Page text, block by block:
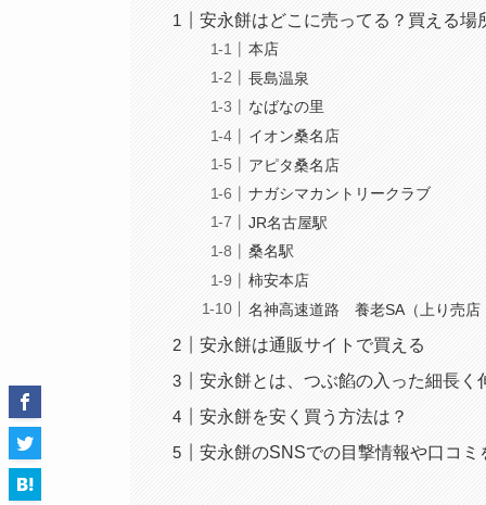
安永餅はどこに売ってる？買える場
本店
長島温泉
なばなの里
イオン桑名店
アピタ桑名店
ナガシマカントリークラブ
JR名古屋駅
桑名駅
柿安本店
名神高速道路 養老SA（上り売店
安永餅は通販サイトで買える
安永餅とは、つぶ餡の入った細長
安永餅を安く買う方法は？
安永餅のSNSでの目撃情報や口コミ